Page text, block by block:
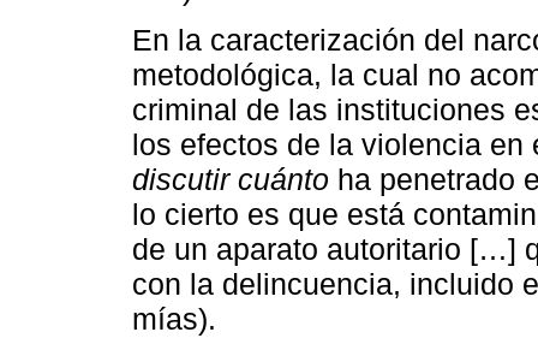
En la caracterización del
metodológica, la cual no
criminal de las instituciones
los efectos de la violencia
discutir cuánto ha penetrado
lo cierto es que está
de un aparato autoritario […]
con la delincuencia, incluido
mías).